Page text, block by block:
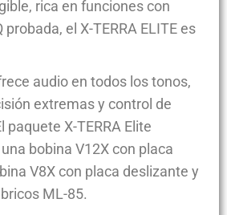
rica en funciones con
el X-TERRA ELITE es
audio en todos los tonos,
extremas y control de
paquete X-TERRA Elite
bobina V12X con placa
V8X con placa deslizante y
ML-85.